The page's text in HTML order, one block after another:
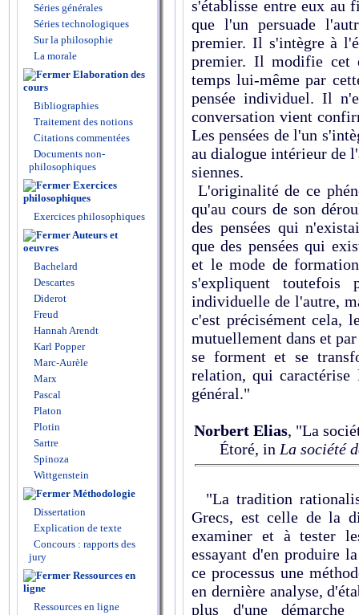
Séries générales
Séries technologiques
Sur la philosophie
La morale
Elaboration des
cours
Bibliographies
Traitement des notions
Citations commentées
Documents non-
philosophiques
Exercices
philosophiques
Exercices philosophiques
Auteurs et
oeuvres
Bachelard
Descartes
Diderot
Freud
Hannah Arendt
Karl Popper
Marc-Aurèle
Marx
Pascal
Platon
Plotin
Sartre
Spinoza
Wittgenstein
Méthodologie
Dissertation
Explication de texte
Concours : rapports des
jury
Ressources en
ligne
Ressources en ligne
s'établisse entre eux au
que l'un persuade
premier. Il s'intègre à
premier. Il modifie cet
temps lui-même par
pensée individuel. Il
conversation vient
Les pensées de l'un
au dialogue intérieur de
siennes.
L'originalité de ce
qu'au cours de son
des pensées qui
que des pensées qui
et le mode de
s'expliquent toutefois
individuelle de l'autre,
c'est précisément cela,
mutuellement dans et
se forment et se
relation, qui caractérise
général."
Norbert Elias, "La
Étoré, in La société
"La tradition
Grecs, est celle de la
examiner et à tester
essayant d'en produire
ce processus une
en dernière analyse,
plus d'une démarche